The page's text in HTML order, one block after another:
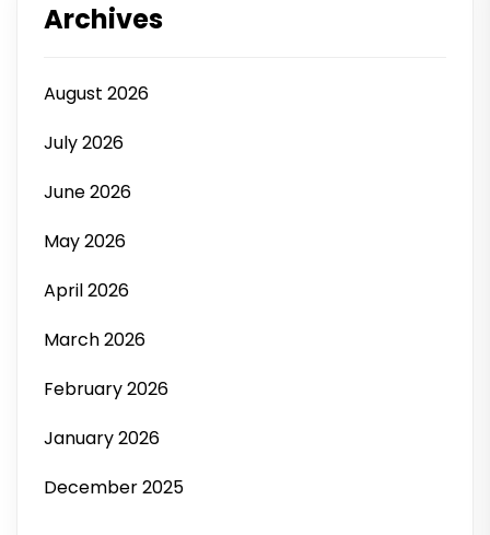
Archives
August 2026
July 2026
June 2026
May 2026
April 2026
March 2026
February 2026
January 2026
December 2025